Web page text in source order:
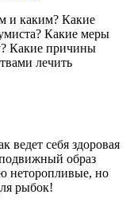
и каким? Какие
Какие меры
Какие причины
лечить
ведет себя здоровая
образ
неторопливые, но
рыбок!